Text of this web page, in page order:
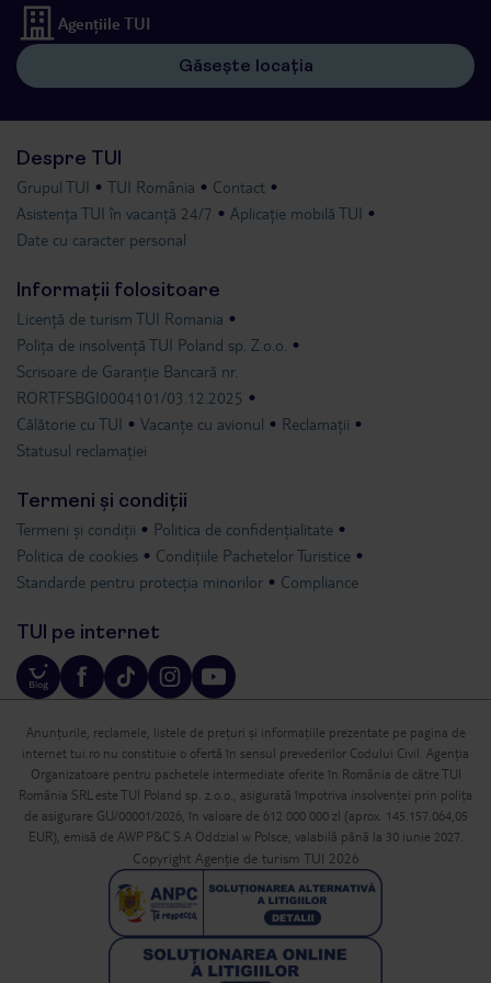
Agențiile TUI
Găsește locația
Despre TUI
Grupul TUI TUI România
Contact
Asistența TUI în vacanță 24/7
Aplicație mobilă TUI
Date cu caracter personal
Informații folositoare
Licență de turism TUI Romania
Polița de insolvență TUI Poland sp. Z.o.o.
Scrisoare de Garanție Bancară nr.
RORTFSBGI0004101/03.12.2025
Călătorie cu TUI
Vacanțe cu avionul
Reclamații
Statusul reclamației
Termeni și condiții
Termeni și condiții
Politica de confidențialitate
Politica de cookies
Condițiile Pachetelor Turistice
Standarde pentru protecția minorilor
Compliance
TUI pe internet
Anunțurile, reclamele, listele de prețuri și informațiile prezentate pe pagina de
internet tui.ro nu constituie o ofertă în sensul prevederilor Codului Civil. Agenția
Organizatoare pentru pachetele intermediate oferite în România de către TUI
România SRL este TUI Poland sp. z.o.o., asigurată împotriva insolvenței prin polița
de asigurare GU/00001/2026, în valoare de 612 000 000 zl (aprox. 145.157.064,05
EUR), emisă de AWP P&C S.A Oddzial w Polsce, valabilă până la 30 iunie 2027.
Copyright Agenție de turism TUI 2026